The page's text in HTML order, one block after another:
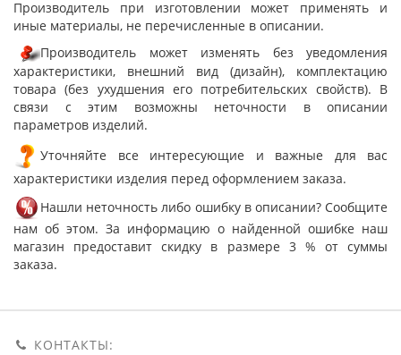
Производитель при изготовлении может применять и
иные материалы, не перечисленные в описании.
Производитель может изменять без уведомления
характеристики, внешний вид (дизайн), комплектацию
товара (без ухудшения его потребительских свойств). В
связи с этим возможны неточности в описании
параметров изделий.
Уточняйте все интересующие и важные для вас
характеристики изделия перед оформлением заказа.
Нашли неточность либо ошибку в описании? Сообщите
нам об этом. За информацию о найденной ошибке наш
магазин предоставит скидку в размере 3 % от суммы
заказа.
КОНТАКТЫ: